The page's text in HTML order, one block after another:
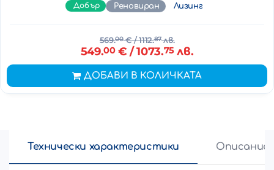
Добър Реновиран Лизинг
569.00€/ 1112.87лв.
549.00€ / 1073.75лв.
ДОБАВИ В КОЛИЧКАТА
Технически характеристики Описание